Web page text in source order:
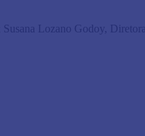
Susana Lozano Godoy,